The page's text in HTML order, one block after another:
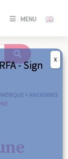
MENU
SE
/
> ANCIENNES
- Sign
X